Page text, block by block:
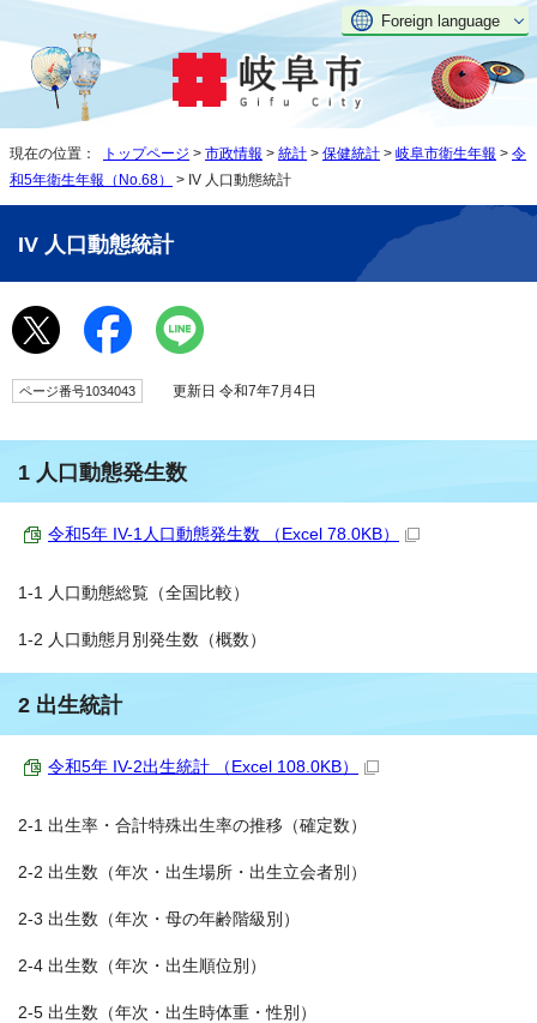
Foreign language
現在の位置： トップページ > 市政情報 > 統計 > 保健統計 > 岐阜市衛生年報 > 令
和5年衛生年報（No.68）
> IV 人口動態統計
IV 人口動態統計
ページ番号1034043 更新日 令和7年7月4日
1 人口動態発生数
令和5年 IV-1人口動態発生数 （Excel 78.0KB）
1-1 人口動態総覧（全国比較）
1-2 人口動態月別発生数（概数）
2 出生統計
令和5年 IV-2出生統計 （Excel 108.0KB）
2-1 出生率・合計特殊出生率の推移（確定数）
2-2 出生数（年次・出生場所・出生立会者別）
2-3 出生数（年次・母の年齢階級別）
2-4 出生数（年次・出生順位別）
2-5 出生数（年次・出生時体重・性別）